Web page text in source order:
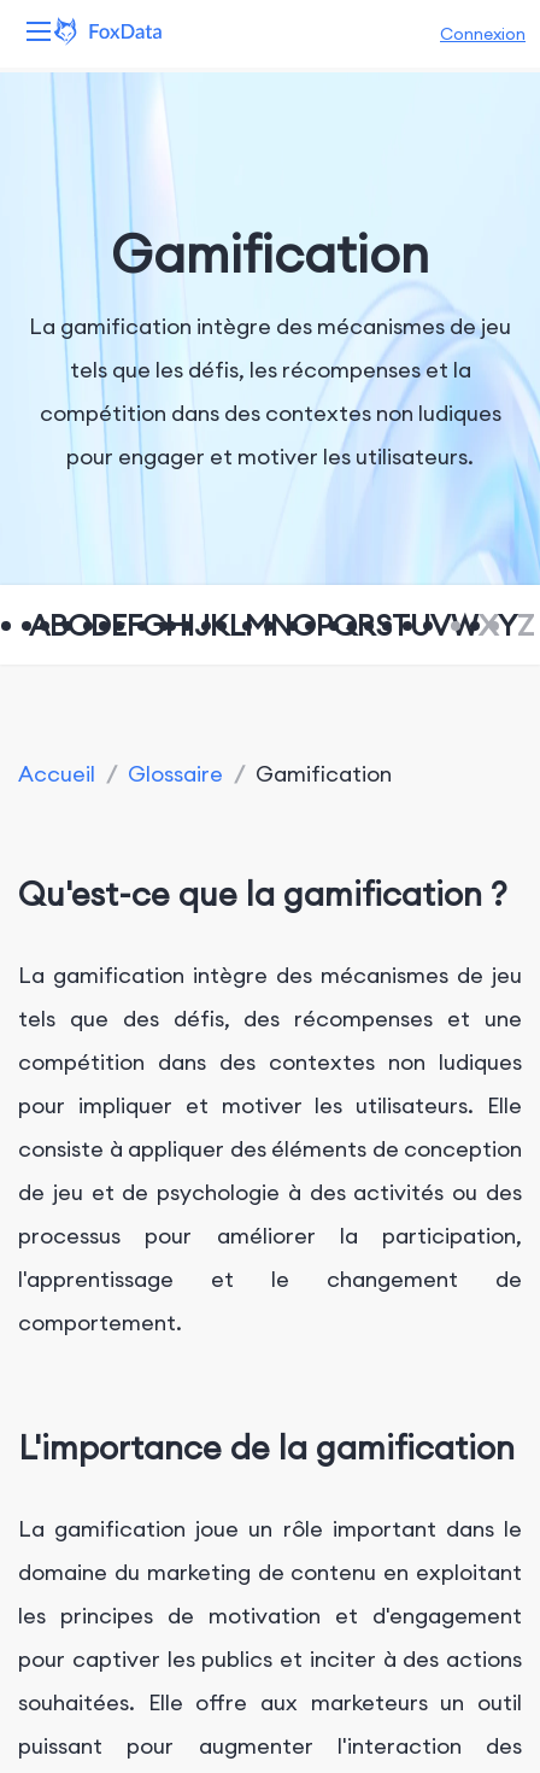
Connexion
Solutions
Ressources
Tarifs
Entreprise
Gamification
La gamification intègre des mécanismes de jeu
tels que les défis, les récompenses et la
compétition dans des contextes non ludiques
pour engager et motiver les utilisateurs.
ABCDEFGHIJKLMNOPQRSTUVWXYZ
Accueil / Glossaire / Gamification
Qu'est-ce que la gamification ?
La gamification intègre des mécanismes de jeu
tels que des défis, des récompenses et une
compétition dans des contextes non ludiques
pour impliquer et motiver les utilisateurs. Elle
consiste à appliquer des éléments de conception
de jeu et de psychologie à des activités ou des
processus pour améliorer la participation,
l'apprentissage et le changement de
comportement.
L'importance de la gamification
La gamification joue un rôle important dans le
domaine du marketing de contenu en exploitant
les principes de motivation et d'engagement
pour captiver les publics et inciter à des actions
souhaitées. Elle offre aux marketeurs un outil
puissant pour augmenter l'interaction des